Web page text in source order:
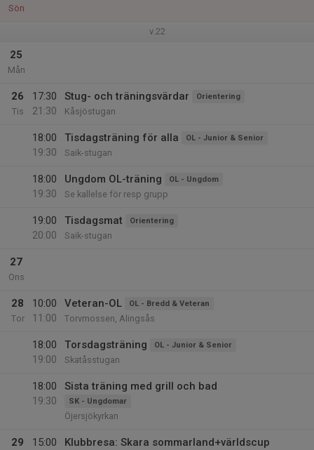
Sön
v.22
25
Mån
26
Tis
17:30
21:30
Stug- och träningsvärdar Orientering
Kåsjöstugan
18:00
19:30
Tisdagsträning för alla OL - Junior & Senior
Saik-stugan
18:00
19:30
Ungdom OL-träning OL - Ungdom
Se kallelse för resp grupp
19:00
20:00
Tisdagsmat Orientering
Saik-stugan
27
Ons
28
Tor
10:00
11:00
Veteran-OL OL - Bredd & Veteran
Torvmossen, Alingsås
18:00
19:00
Torsdagsträning OL - Junior & Senior
Skatåsstugan
18:00
19:30
Sista träning med grill och bad
SK - Ungdomar
Öjersjökyrkan
29
15:00
Klubbresa: Skara sommarland+världscup